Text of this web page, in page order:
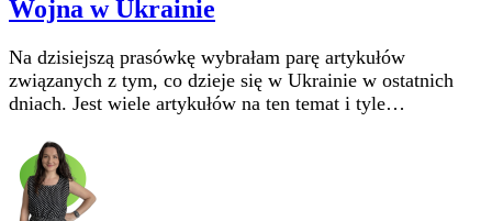
Wojna w Ukrainie
Na dzisiejszą prasówkę wybrałam parę artykułów
związanych z tym, co dzieje się w Ukrainie w ostatnich
dniach. Jest wiele artykułów na ten temat i tyle…